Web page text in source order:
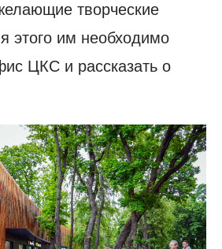
творческие
этого им необходимо
ЦКС и рассказать о